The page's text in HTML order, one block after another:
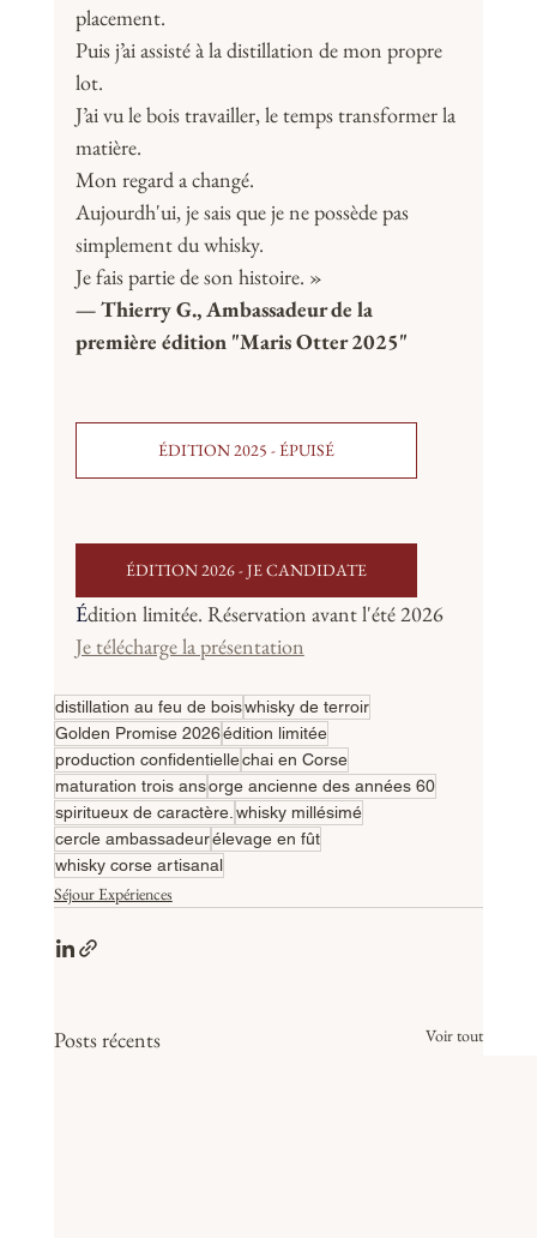
placement.
Puis j’ai assisté à la distillation de mon propre
lot.
J’ai vu le bois travailler, le temps transformer la
matière.
Mon regard a changé.
Aujourdh'ui, je sais que je ne possède pas
simplement du whisky.
Je fais partie de son histoire. »
— Thierry G., Ambassadeur de la
première édition "Maris Otter 2025"
ÉDITION 2025 - ÉPUISÉ
ÉDITION 2026 - JE CANDIDATE
Édition limitée. Réservation avant l'été 2026
Je télécharge la présentation
distillation au feu de boiswhisky de terroir
Golden Promise 2026édition limitée
production confidentiellechai en Corse
maturation trois ansorge ancienne des années 60
spiritueux de caractère.whisky millésimé
cercle ambassadeurélevage en fût
whisky corse artisanal
Séjour Expériences
Posts récents Voir tout